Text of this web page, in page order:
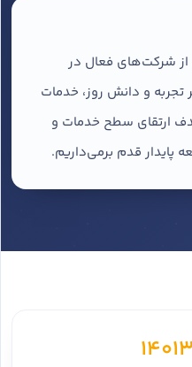
شرکت‌های فعال در
و دانش روز، خدمات
ارتقای سطح خدمات و
پایدار قدم برمی‌داریم.